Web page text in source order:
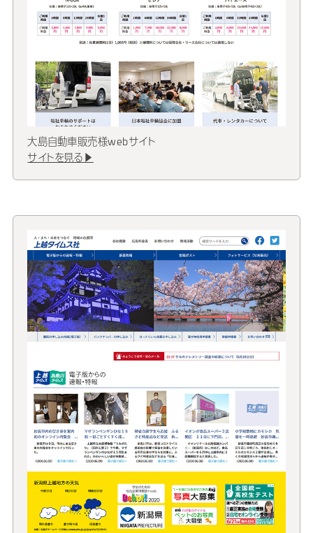
大島自動車販売様webサイト
サイトを見る▶